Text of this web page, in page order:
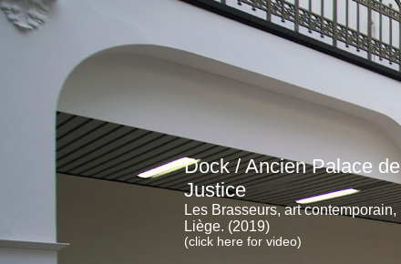
Dock / Ancien Palace de
Justice
Les Brasseurs, art contemporain,
Liège. (2019)
(click here for video)